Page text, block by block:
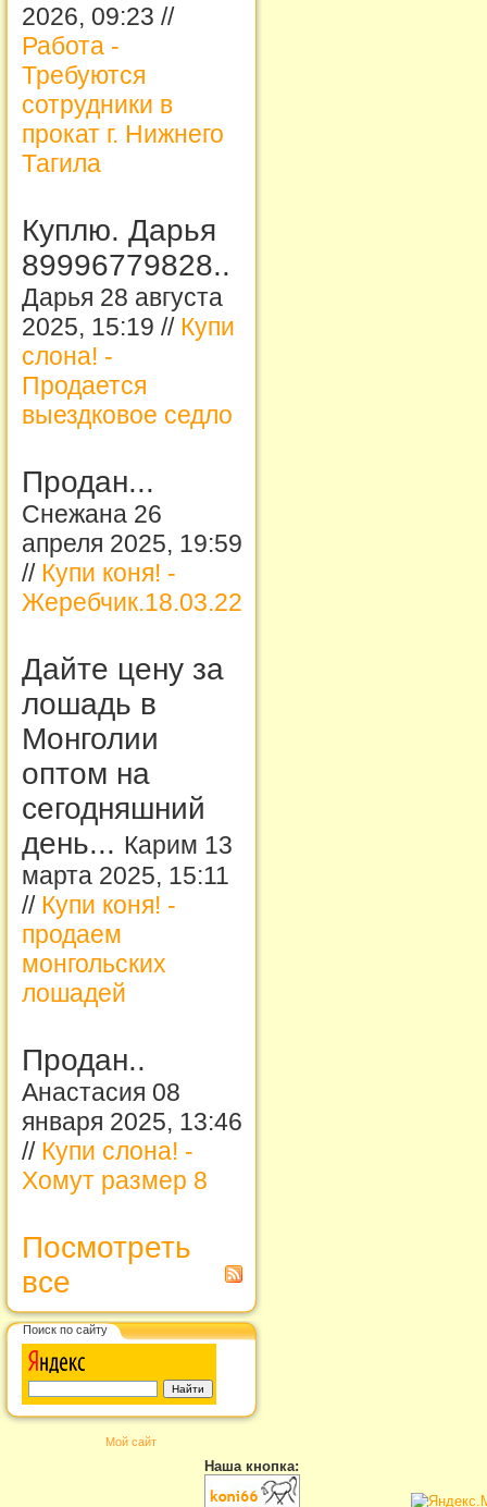
2026, 09:23 //
Работа -
Требуются
сотрудники в
прокат г. Нижнего
Тагила
Куплю. Дарья
89996779828..
Дарья 28 августа
2025, 15:19 // Купи
слона! -
Продается
выездковое седло
Продан...
Снежана 26
апреля 2025, 19:59
// Купи коня! -
Жеребчик.18.03.22
Дайте цену за
лошадь в
Монголии
оптом на
сегодняшний
день... Карим 13
марта 2025, 15:11
// Купи коня! -
продаем
монгольских
лошадей
Продан..
Анастасия 08
января 2025, 13:46
// Купи слона! -
Хомут размер 8
Посмотреть
все
Поиск по сайту
Мой сайт
Наша кнопка: